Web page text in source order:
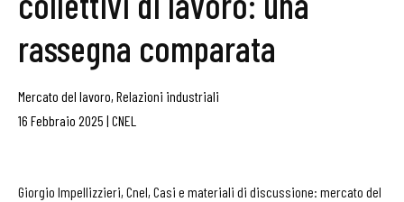
rassegna comparata
Mercato del lavoro, Relazioni industriali
16 Febbraio 2025 | CNEL
Giorgio Impellizzieri, Cnel, Casi e materiali di discussione: mercato del